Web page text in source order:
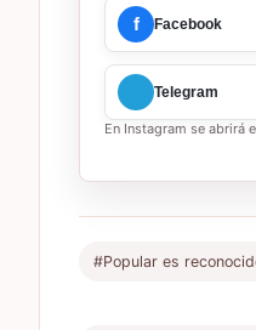
f Facebook
Telegram
En Instagram se abrirá
#Popular es